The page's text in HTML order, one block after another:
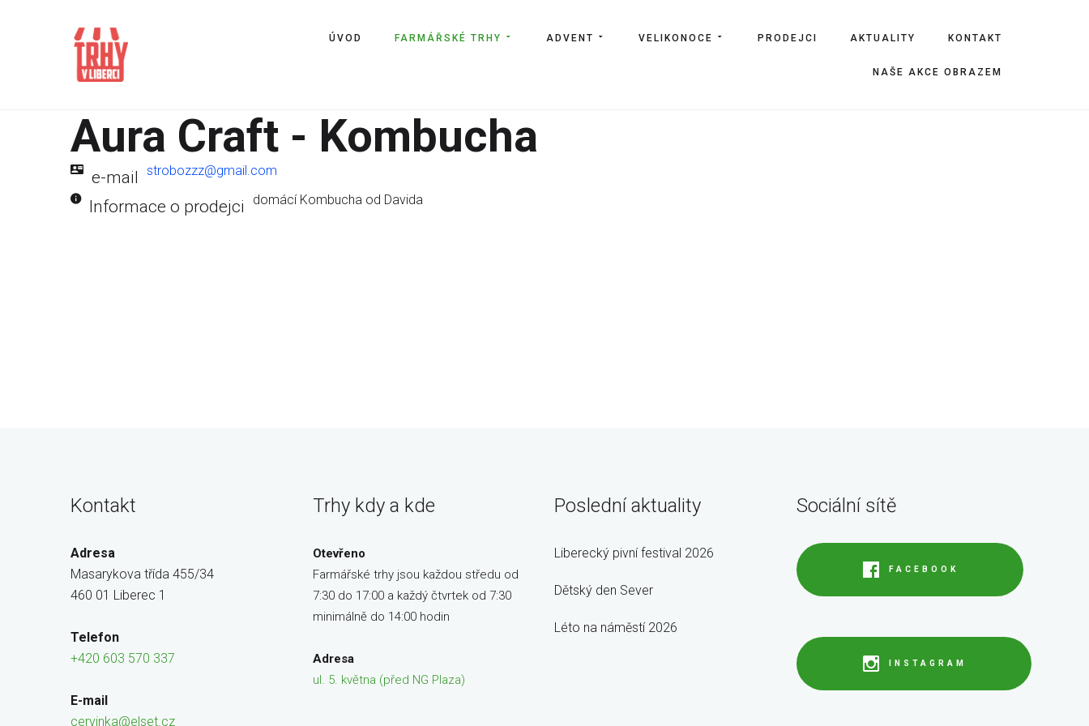
ÚVOD FARMÁŘSKÉ TRHY ADVENT VELIKONOCE PRODEJCI AKTUALITY KONTAKT
NAŠE AKCE OBRAZEM
Aura Craft - Kombucha
e-mail strobozzz@gmail.com
Informace o prodejci domácí Kombucha od Davida
Kontakt
Adresa
Masarykova třída 455/34
460 01 Liberec 1
Telefon
+420 603 570 337
E-mail
cervinka@elset.cz
Trhy kdy a kde
Otevřeno
Farmářské trhy jsou každou středu od
7:30 do 17:00 a každý čtvrtek od 7:30
minimálně do 14:00 hodin
Adresa
ul. 5. května (před NG Plaza)
Poslední aktuality
Liberecký pivní festival 2026
Dětský den Sever
Léto na náměstí 2026
Sociální sítě
FACEBOOK
INSTAGRAM